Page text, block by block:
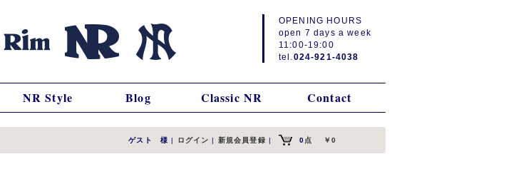
OPENING HOURS
open 7 days a week
11:00-19:00
tel. 024-921-4038
NR Style Blog Classic NR Contact
ゲスト 様 | ログイン | 新規会員登録 | 0点 ￥0